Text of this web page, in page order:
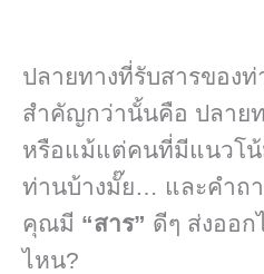
ปลายทางที่รับสารของ
สำคัญกว่านั้นคือ ปลาย
หรือแม้แต่คนที่มีแนวโน้
ท่านบ้างมั๊ย… และคำถ
คุณมี “สาร” ดีๆ ส่งออก
ไหน?